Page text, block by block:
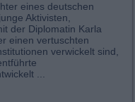
eines deutschen
Aktivisten,
der Diplomatin Karla
einen vertuschten
verwickelt sind,
...